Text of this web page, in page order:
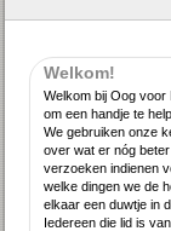
Welkom!
Welkom bij Oog voor
om een handje te
We gebruiken onze
over wat er nóg
verzoeken indienen
welke dingen we de
elkaar een duwtje in
Iedereen die lid is